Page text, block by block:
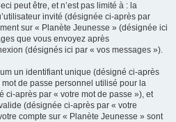
peut être, et n’est pas limité à : la
invité (désignée ci-après par
sur « Planète Jeunesse » (désignée ici
que vous envoyez après
(désignés ici par « vos messages »).
un identifiant unique (désigné ci-après
de passe personnel utilisé pour la
ci-après par « votre mot de passe »), et
(désignée ci-après par « votre
compte sur « Planète Jeunesse » sont